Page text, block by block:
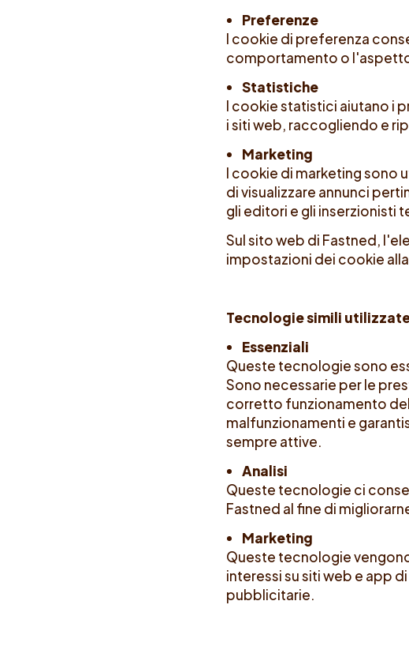
Preferenze
I cookie di preferenza
comportamento o
Statistiche
I cookie statistici aiutano i
i siti web, raccogliendo e
Marketing
I cookie di marketing sono
di visualizzare annunci
gli editori e gli inserzionisti
Sul sito web di Fastned,
impostazioni dei cookie
Tecnologie simili
Essenziali
Queste tecnologie sono
Sono necessarie per le
corretto funzionamento
malfunzionamenti e
sempre attive.
Analisi
Queste tecnologie ci
Fastned al fine di
Marketing
Queste tecnologie
interessi su siti web e app
pubblicitarie.